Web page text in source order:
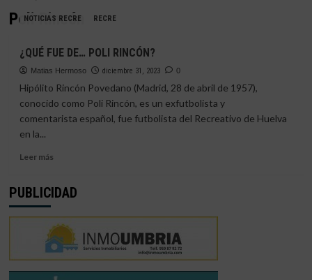
Poli Rincón
NOTICIAS RECRE RECRE
¿QUÉ FUE DE… POLI RINCÓN?
Matias Hermoso diciembre 31, 2023 0
Hipólito Rincón Povedano (Madrid, 28 de abril de 1957),
conocido como Poli Rincón, es un exfutbolista y
comentarista español, fue futbolista del Recreativo de Huelva
en la...
Leer másLeer
¿QUÉ
DE…
POLI
RINCÓN?
PUBLICIDAD